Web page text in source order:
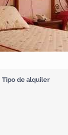
Tipo de alquiler